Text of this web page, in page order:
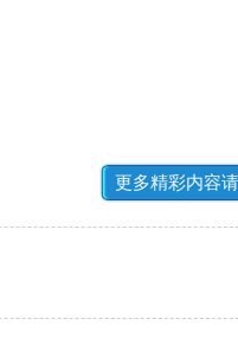
更多精彩内容